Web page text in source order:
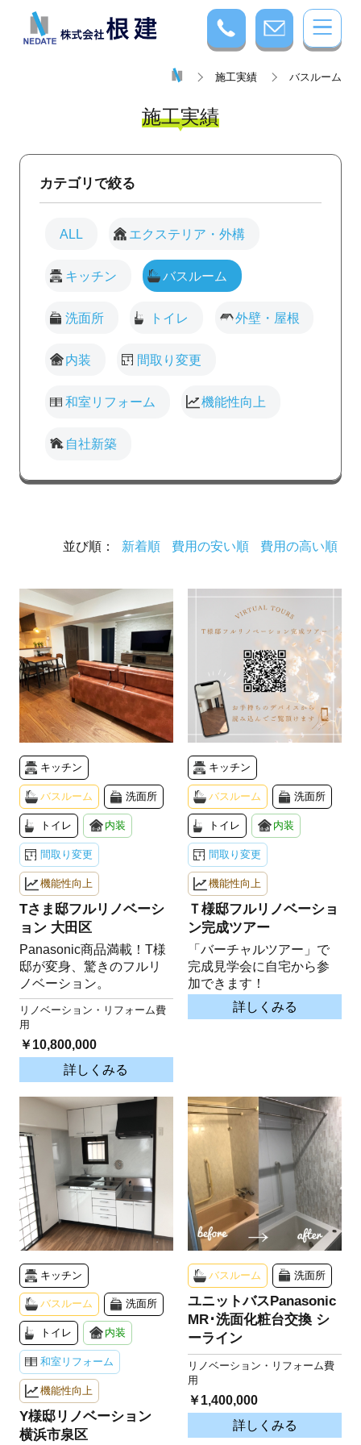
施工実績 バスルーム
施工実績
カテゴリで絞る
ALL エクステリア・外構
キッチン バスルーム
洗面所 トイレ 外壁・屋根
内装 間取り変更
和室リフォーム 機能性向上
自社新築
並び順： 新着順 費用の安い順 費用の高い順
キッチン
バスルーム 洗面所
トイレ 内装
間取り変更
機能性向上
Tさま邸フルリノベーシ
ョン 大田区
Panasonic商品満載！T様
邸が変身、驚きのフルリ
ノベーション。
リノベーション・リフォーム費
用
￥10,800,000
詳しくみる
キッチン
バスルーム 洗面所
トイレ 内装
間取り変更
機能性向上
Ｔ様邸フルリノベーショ
ン完成ツアー
「バーチャルツアー」で
完成見学会に自宅から参
加できます！
詳しくみる
キッチン
バスルーム 洗面所
トイレ 内装
和室リフォーム
機能性向上
Y様邸リノベーション
横浜市泉区
バスルーム 洗面所
ユニットバスPanasonic
MR･洗面化粧台交換 シ
ーライン
リノベーション・リフォーム費
用
￥1,400,000
詳しくみる